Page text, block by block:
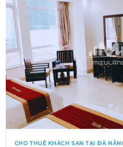
CHO THUÊ KHÁCH SẠN TẠI ĐÀ